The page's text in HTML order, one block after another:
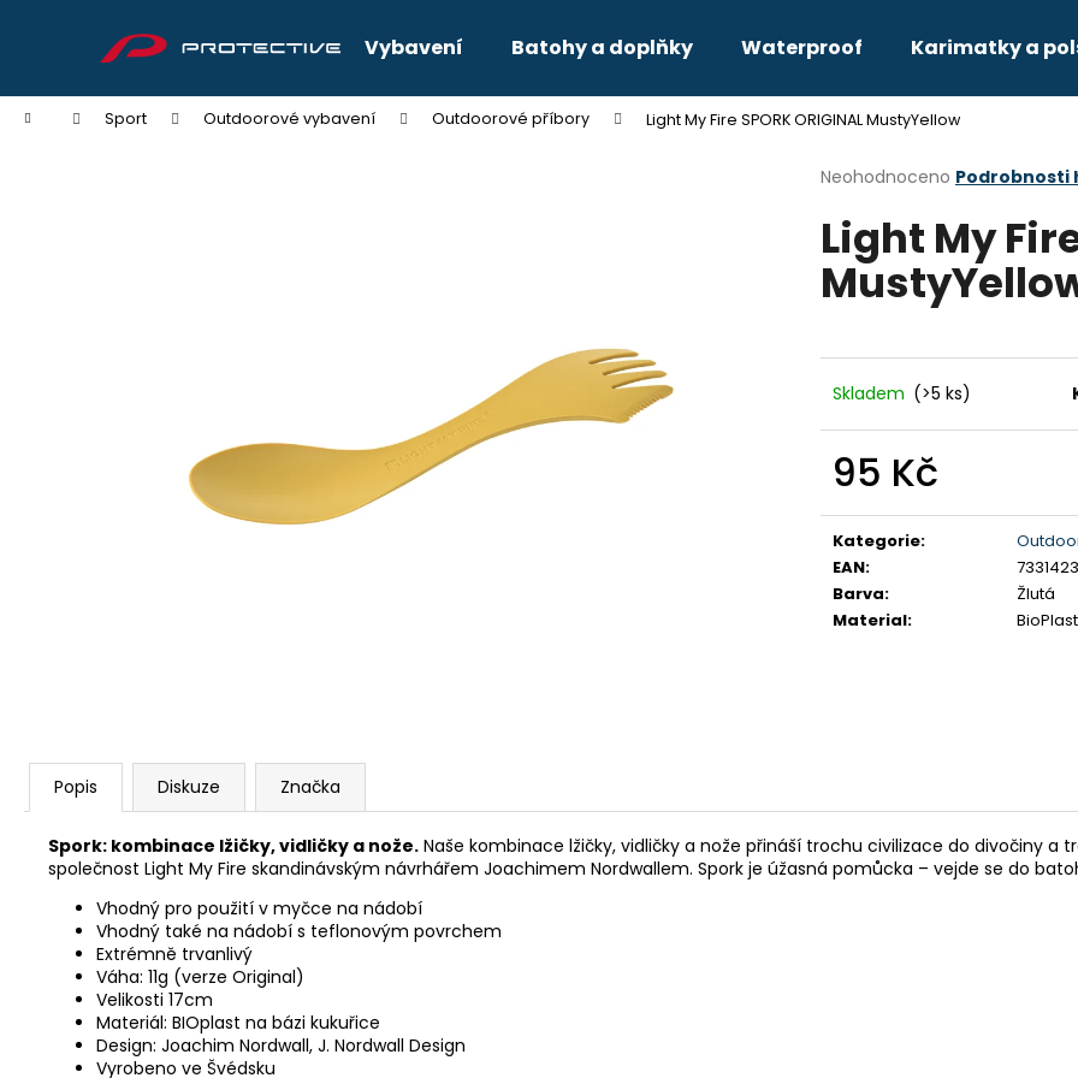
Vybavení Batohy a doplňky Waterproof Karimatky a
Domů Sport Outdoorové vybavení Outdoorové příbory Light My Fire SPORK ORIGINAL MustyYellow
Průměrné
produktu
je
0,0
Neohodnoceno Podrobnosti
Light My
Skladem (>5 ks)
95 Kč
cena:
Kategorie:
EAN:
Barva:
Žlutá
Material: BioPlast
Popis Diskuze Značka
Spork: kombinace lžičky, vidličky a nože. Naše kombinace lžičky, vidličky a nože přináší trochu civilizace do divočiny a
společnost Light My Fire skandinávským návrhářem Joachimem Nordwallem. Spork je úžasná pomůcka – vejde se do
Vhodný pro použití v myčce na nádobí
Vhodný také na nádobí s teflonovým povrchem
Extrémně trvanlivý
Váha: 11g (verze Original)
Velikosti 17cm
Materiál: BIOplast na bázi kukuřice
Design: Joachim Nordwall, J. Nordwall Design
Vyrobeno ve Švédsku
í
Zpět
do
obchodu
Zpět
do
obchodu
Co potřebujete najít?
HLEDAT
BUNDA TRIMM
Původně:2 560